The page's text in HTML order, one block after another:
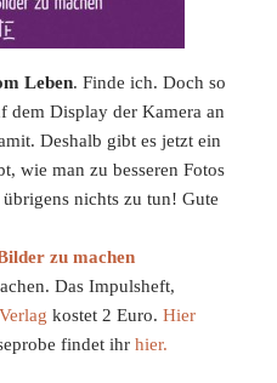
Leben. Finde ich. Doch so
dem Display der Kamera an
Deshalb gibt es jetzt ein
wie man zu besseren Fotos
nichts zu tun! Gute
zu machen
Das Impulsheft,
kostet 2 Euro.Hier
findet ihrhier.